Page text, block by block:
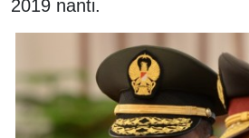
2019 nanti.